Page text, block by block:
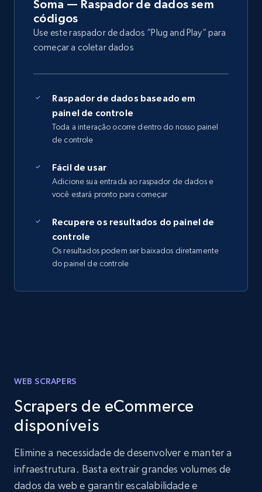
Soma — Raspador de dados sem
códigos
Use este raspador de dados “Plug and Play” para
começar a coletar dados
Raspador de dados baseado em
painel de controle
Toda a interação ocorre dentro do nosso painel
de controle
Fácil de usar
Adicione sua entrada ao raspador de dados e
você estará pronto para começar
Recupere os resultados do painel de
controle
Os resultados podem ser baixados diretamente
do painel de controle
WEB SCRAPERS
Scrapers de eCommerce
disponíveis
Elimine a necessidade de desenvolver e manter a
infraestrutura. Basta extrair grandes volumes de
dados da web e garantir escalabilidade e